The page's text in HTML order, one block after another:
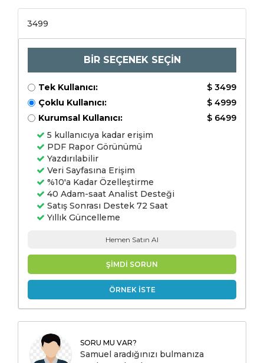
Fitness, Zihinsel
tarafından (bireysel
Sağlık Programları,
Sağlık Sağlayıcıları)
ve Bölgesel Analiz)
ve Sağlayıcıları)
3499
BİR SEÇENEK SEÇİN
Tek Kullanıcı:
$ 3499
Çoklu Kullanıcı:
$ 4999
Kurumsal Kullanıcı:
$ 6499
5 kullanıcıya kadar erişim
PDF Rapor Görünümü
Yazdırılabilir
Veri Sayfasına Erişim
%10'a Kadar Özelleştirme
40 Adam-saat Analist Desteği
Satış Sonrası Destek 72 Saat
Yıllık Güncelleme
Hemen Satın Al
ŞİMDİ SORUN
ÖRNEK İSTE
SORU MU VAR?
Samuel aradığınızı bulmanıza